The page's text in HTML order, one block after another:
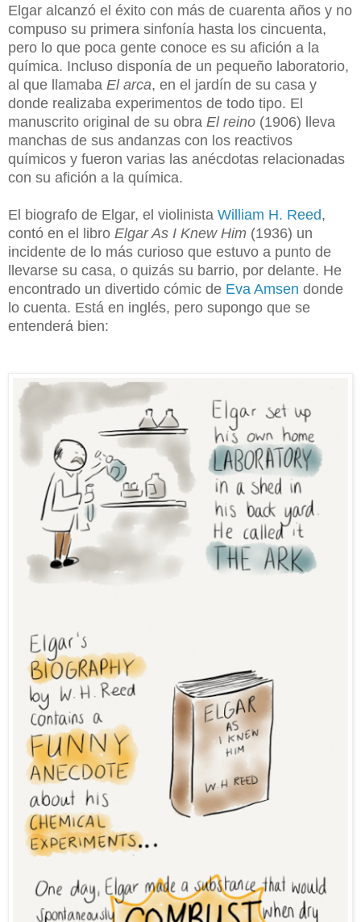
Elgar alcanzó el éxito con más de cuarenta años y no
compuso su primera sinfonía hasta los cincuenta,
pero lo que poca gente conoce es su afición a la
química. Incluso disponía de un pequeño laboratorio,
al que llamaba El arca, en el jardín de su casa y
donde realizaba experimentos de todo tipo. El
manuscrito original de su obra El reino (1906) lleva
manchas de sus andanzas con los reactivos
químicos y fueron varias las anécdotas relacionadas
con su afición a la química.
El biografo de Elgar, el violinista William H. Reed,
contó en el libro Elgar As I Knew Him (1936) un
incidente de lo más curioso que estuvo a punto de
llevarse su casa, o quizás su barrio, por delante. He
encontrado un divertido cómic de Eva Amsen donde
lo cuenta. Está en inglés, pero supongo que se
entenderá bien: